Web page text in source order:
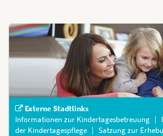
Externe Stadtlinks
Informationen zur Kindertagesbetreuung |
der Kindertagespflege | Satzung zur